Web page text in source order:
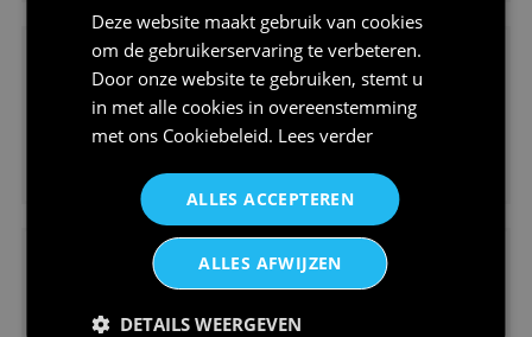
Deze website maakt gebruik van cookies
om de gebruikerservaring te verbeteren.
Door onze website te gebruiken, stemt u
in met alle cookies in overeenstemming
met ons Cookiebeleid. Lees verder
ALLES ACCEPTEREN
ALLES AFWIJZEN
DETAILS WEERGEVEN